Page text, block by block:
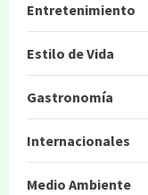
Entretenimiento
Estilo de Vida
Gastronomía
Internacionales
Medio Ambiente